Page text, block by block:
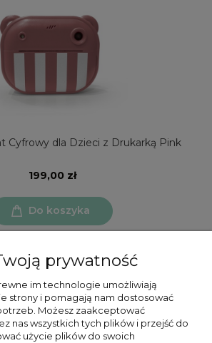
Cyfrowy dla Dzieci z Drukarką Pink
199,00 zł
Do koszyka
prywatność
im technologie umożliwiają
strony i pomagają nam dostosować
Możesz zaakceptować
nas wszystkich tych plików i przejść do
użycie plików do swoich